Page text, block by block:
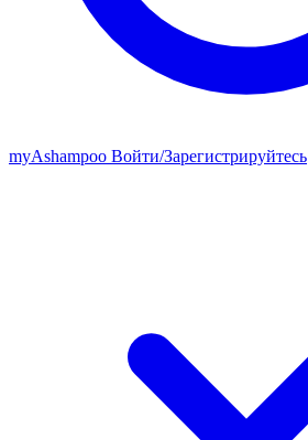
myAshampoo Войти/Зарегистрируйтесь